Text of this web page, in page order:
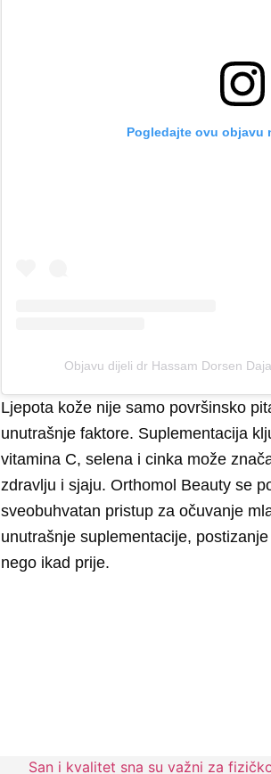
Pogledajte ovu objavu
Objavu dijeli dr Hassam Dorsen
Ljepota kože nije samo površinsko
unutrašnje faktore. Suplementacija
vitamina C, selena i cinka može
zdravlju i sjaju.Orthomol Beauty se
sveobuhvatan pristup za očuvanje
unutrašnje suplementacije,
nego ikad prije.